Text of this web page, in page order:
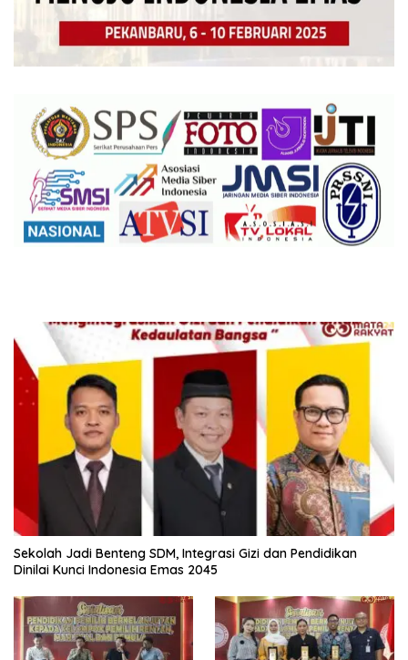
Sekolah Jadi Benteng SDM, Integrasi Gizi dan Pendidikan
Dinilai Kunci Indonesia Emas 2045